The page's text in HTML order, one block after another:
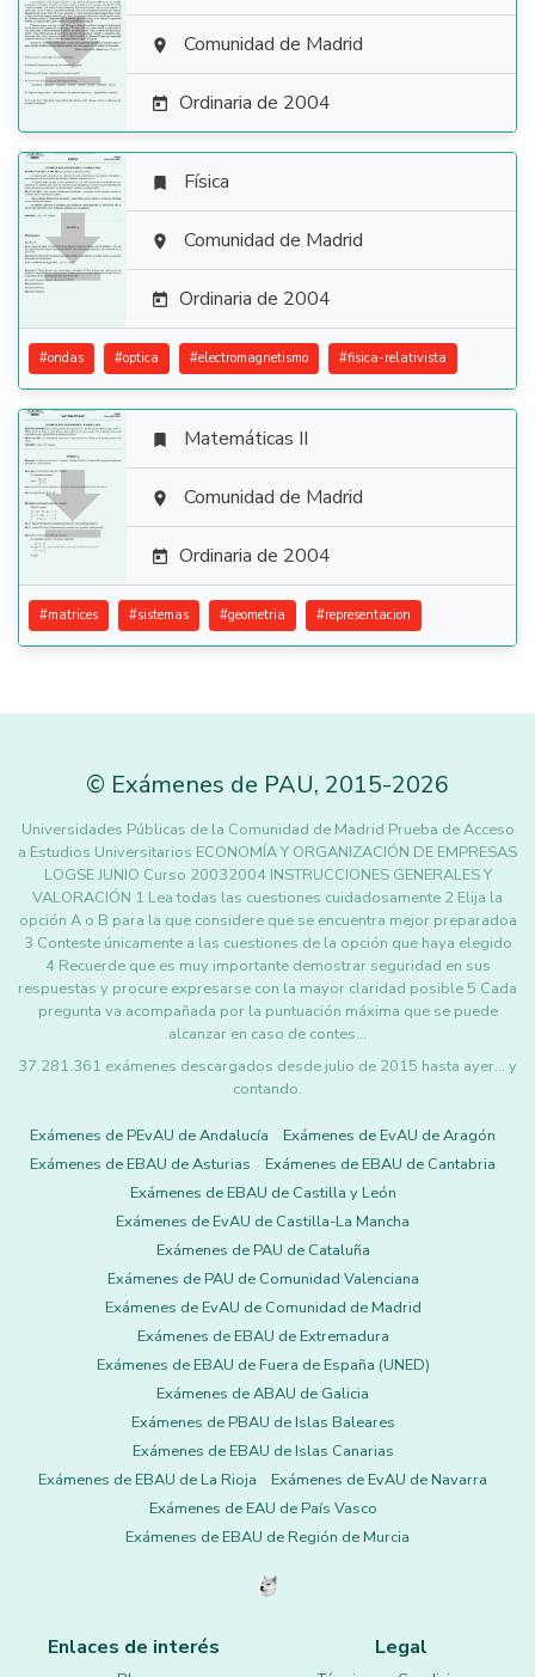
  Comunidad de Madrid
 Ordinaria de 2004

 Física
 Comunidad de Madrid
 Ordinaria de 2004
#ondas #optica #electromagnetismo #fisica-relativista

 Matemáticas II
 Comunidad de Madrid
 Ordinaria de 2004
#matrices #sistemas #geometria #representacion
© Exámenes de PAU, 2015-2026
Universidades Públicas de la Comunidad de Madrid Prueba de Acceso
a Estudios Universitarios ECONOMÍA Y ORGANIZACIÓN DE EMPRESAS
LOGSE JUNIO Curso 20032004 INSTRUCCIONES GENERALES Y
VALORACIÓN 1 Lea todas las cuestiones cuidadosamente 2 Elija la
opción A o B para la que considere que se encuentra mejor preparadoa
3 Conteste únicamente a las cuestiones de la opción que haya elegido
4 Recuerde que es muy importante demostrar seguridad en sus
respuestas y procure expresarse con la mayor claridad posible 5 Cada
pregunta va acompañada por la puntuación máxima que se puede
alcanzar en caso de contes…
37.281.361 exámenes descargados desde julio de 2015 hasta ayer... y
contando.
Exámenes de PEvAU de Andalucía
Exámenes de EvAU de Aragón
Exámenes de EBAU de Asturias
Exámenes de EBAU de Cantabria
Exámenes de EBAU de Castilla y León
Exámenes de EvAU de Castilla-La Mancha
Exámenes de PAU de Cataluña
Exámenes de PAU de Comunidad Valenciana
Exámenes de EvAU de Comunidad de Madrid
Exámenes de EBAU de Extremadura
Exámenes de EBAU de Fuera de España (UNED)
Exámenes de ABAU de Galicia
Exámenes de PBAU de Islas Baleares
Exámenes de EBAU de Islas Canarias
Exámenes de EBAU de La Rioja
Exámenes de EvAU de Navarra
Exámenes de EAU de País Vasco
Exámenes de EBAU de Región de Murcia
Enlaces de interés Legal